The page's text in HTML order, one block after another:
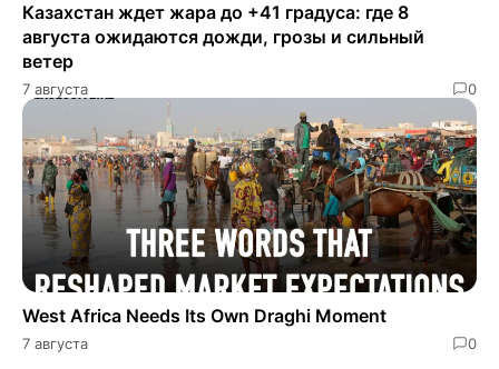
Казахстан ждет жара до +41 градуса: где 8
августа ожидаются дожди, грозы и сильный
ветер
7 августа 0
West Africa Needs Its Own Draghi Moment
7 августа 0